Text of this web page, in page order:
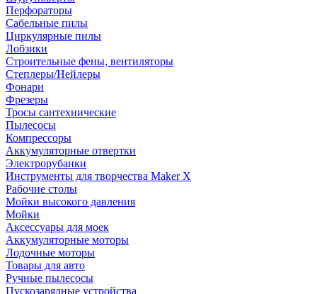
Перфораторы
Сабельные пилы
Циркулярные пилы
Лобзики
Строительные фены, вентиляторы
Степлеры/Нейлеры
Фонари
Фрезеры
Тросы сантехнические
Пылесосы
Компрессоры
Аккумуляторные отвертки
Электрорубанки
Инструменты для творчества Maker X
Рабочие столы
Мойки высокого давления
Мойки
Аксессуары для моек
Аккумуляторные моторы
Лодочные моторы
Товары для авто
Ручные пылесосы
Пускозарядные устройства